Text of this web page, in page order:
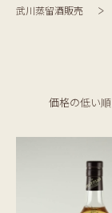
武川蒸留酒販売
価格の低い順